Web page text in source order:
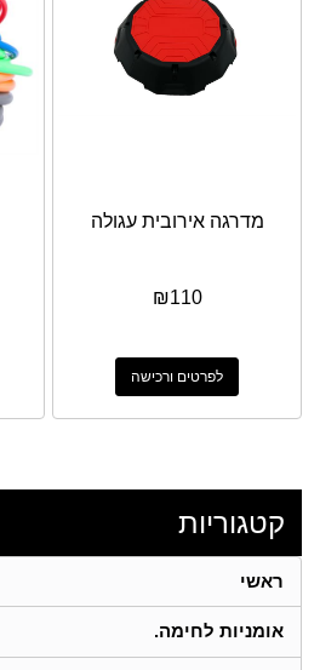
מדרגה אירובית עגולה
₪110
לפרטים ורכישה
קטגוריות
ראשי
אומניות לחימה.